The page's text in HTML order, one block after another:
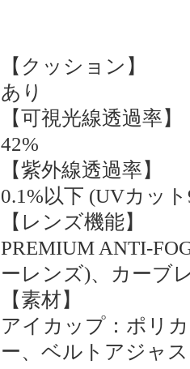
【クッション】
あり
【可視光線透過率】
42%
【紫外線透過率】
0.1%以下 (UVカッ
【レンズ機能】
PREMIUM ANTI-
ーレンズ)、カーブ
【素材】
アイカップ：ポリ
ー、ベルトアジャ